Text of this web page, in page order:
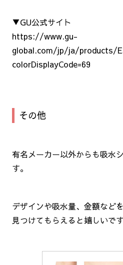
▼GU公式サイト
https://www.gu-
global.com/jp/ja/products/
colorDisplayCode=69
その他
有名メーカー以外からも吸水
す。
デザインや吸水量、金額など
見つけてもらえると嬉しいです